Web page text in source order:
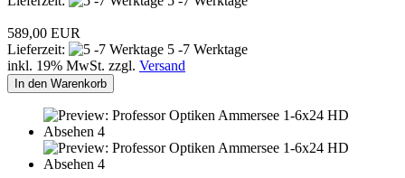
589,00 EUR
Lieferzeit:
5 -7 Werktage
inkl. 19% MwSt. zzgl. Versand
In den Warenkorb